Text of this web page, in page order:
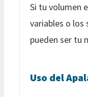
Si tu volumen
variables o los
pueden ser tu
Uso del